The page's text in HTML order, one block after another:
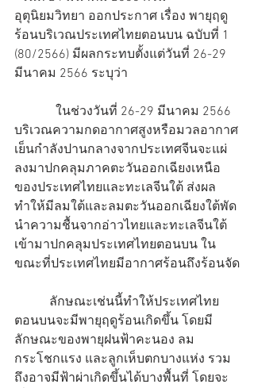
อุตุนิยมวิทยา ออกประกาศ เรื่อง พายุฤดู
ร้อนบริเวณประเทศไทยตอนบน ฉบับที่ 1
(80/2566) มีผลกระทบตั้งแต่วันที่ 26-29
มีนาคม 2566 ระบุว่า
บริเวณความกดอากาศสูงหรือมวลอากาศ
เย็นกำลังปานกลางจากประเทศจีนจะแผ่
ลงมาปกคลุมภาคตะวันออกเฉียงเหนือ
ของประเทศไทยและทะเลจีนใต้ ส่งผล
ทำให้มีลมใต้และลมตะวันออกเฉียงใต้พัด
นำความชื้นจากอ่าวไทยและทะเลจีนใต้
เข้ามาปกคลุมประเทศไทยตอนบน ใน
ขณะที่ประเทศไทยมีอากาศร้อนถึงร้อนจัด
ตอนบนจะมีพายุฤดูร้อนเกิดขึ้น โดยมี
ลักษณะของพายุฝนฟ้าคะนอง ลม
กระโชกแรง และลูกเห็บตกบางแห่ง รวม
ถึงอาจมีฟ้าผ่าเกิดขึ้นได้บางพื้นที่ โดยจะ